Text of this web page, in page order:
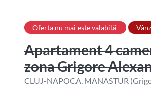
Oferta nu mai este valabilă
Apartament 4
zona Grigore
CLUJ-NAPOCA, MANASTUR